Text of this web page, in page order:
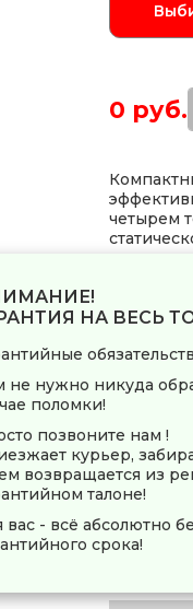
0 руб.
четырем
Страна-
Тип
Модель
НА ВЕСЬ
не нужно никуда
поломки!
позвоните нам !
курьер,
возвращается из
талоне!
вас - всё абсолютно
срока!